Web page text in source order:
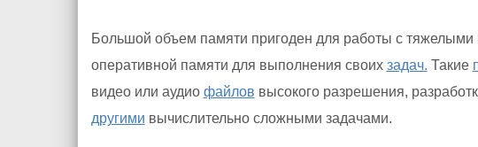
Большой объем памяти пригоден для работы с
оперативной памяти для выполнения своих задач. Такие
видео или аудио файлов высокого разрешения,
другими вычислительно сложными задачами.